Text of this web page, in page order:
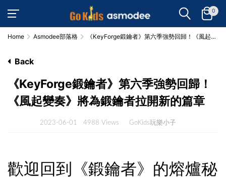
0
Home Asmodee部落格
《KeyForge鍛鑰者》第六季強勢回歸！《風起變
Back
《KeyForge鍛鑰者》第六季強勢回歸！
《風起變奏》將為鍛鑰者拉開新的篇章
2023-06-01 4988 Views GoKids玩樂小子
歡迎回到《鍛鑰者》的熔爐秘